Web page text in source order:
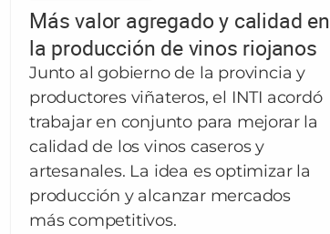
Más valor agregado y calidad en
la producción de vinos riojanos
Junto al gobierno de la provincia y
productores viñateros, el INTI acordó
trabajar en conjunto para mejorar la
calidad de los vinos caseros y
artesanales. La idea es optimizar la
producción y alcanzar mercados
más competitivos.